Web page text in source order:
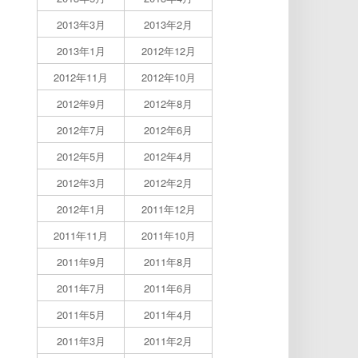
2013年3月
2013年2月
2013年1月
2012年12月
2012年11月
2012年10月
2012年9月
2012年8月
2012年7月
2012年6月
2012年5月
2012年4月
2012年3月
2012年2月
2012年1月
2011年12月
2011年11月
2011年10月
2011年9月
2011年8月
2011年7月
2011年6月
2011年5月
2011年4月
2011年3月
2011年2月